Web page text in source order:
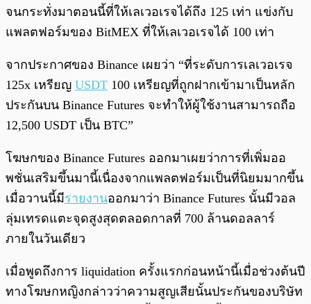
จนกระทั่งมาตอนนี้ที่ให้เลเวอเรจได้ถึง 125 เท่า แข่งกับ
แพลตฟอร์มของ BitMEX ที่ให้เลเวอเรจได้ 100 เท่า
จากประกาศของ Binance เผยว่า “ที่ระดับการเลเวอเรจ
125x เหรียญ USDT 100 เหรียญที่ถูกฝากเข้ามาเป็นหลัก
ประกันบน Binance Futures จะทำให้ผู้ใช้งานสามารถถือ
12,500 USDT เป็น BTC”
โฆษกของ Binance Futures ออกมาเผยว่าการที่เพิ่มออ
พชั่นเสริมขึ้นมานี้เนื่องจากแพลตฟอร์มเป็นที่นิยมมากขึ้น
เมื่อวานนี้มีรายงานออกมาว่า Binance Futures นั้นมีวอล
ลุ่มเทรดแตะจุดสูงสุดตลอดกาลที่ 700 ล้านดอลลาร์
ภายในวันเดียว
เมื่อพูดถึงการ liquidation ครั้งแรกก่อนหน้านี้เมื่อช่วงต้นปี
ทางโฆษกหญิงกล่าวว่าความสูญเสียนั้นประกันของบริษัท